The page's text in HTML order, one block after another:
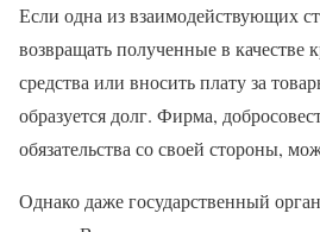
Если одна из взаимодействующих
возвращать полученные в качестве
средства или вносить плату за
образуется долг. Фирма,
обязательства со своей стороны,
Однако даже государственный